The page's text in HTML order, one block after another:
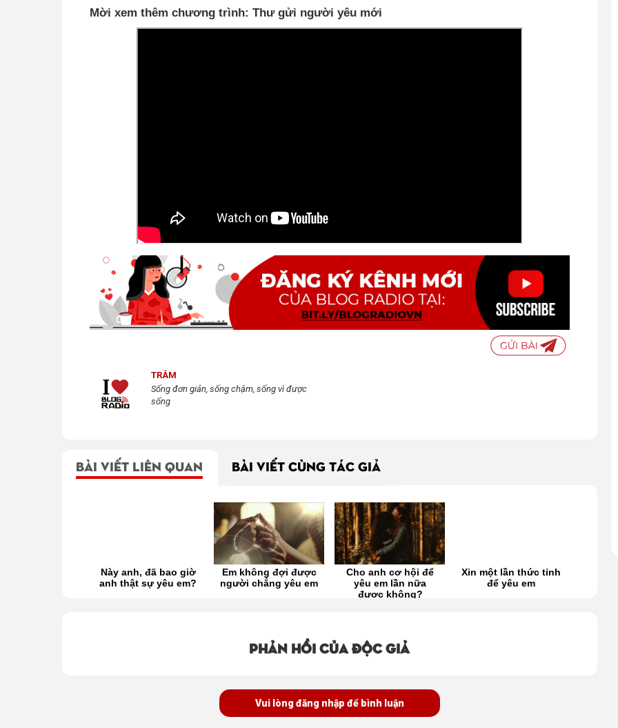
Mời xem thêm chương trình: Thư gửi người yêu mới
TRÂM
Sống đơn giản, sống chậm, sống vì được
sống
BÀI VIẾT LIÊN QUAN BÀI VIẾT CÙNG TÁC GIẢ
Này anh, đã bao giờ
anh thật sự yêu em?
Em không đợi được
người chẳng yêu em
Cho anh cơ hội để
yêu em lần nữa
được không?
Xin một lần thức tỉnh
để yêu em
Phản hồi của độc giả
Vui lòng đăng nhập để bình luận